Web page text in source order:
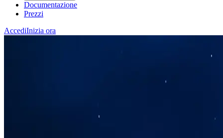
Documentazione
Prezzi
AccediInizia ora